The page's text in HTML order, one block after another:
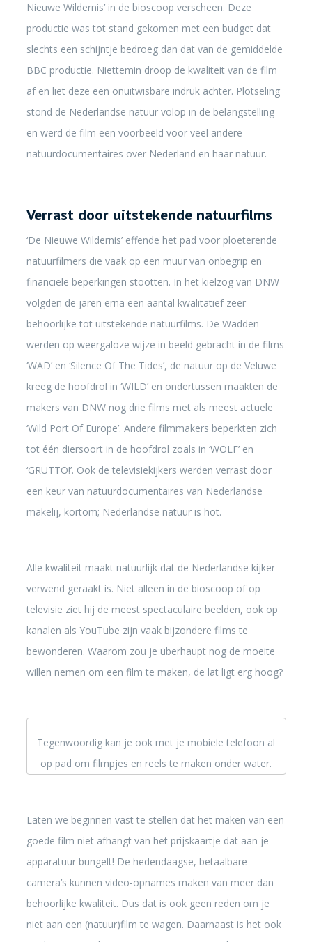
Nieuwe Wildernis’ in de bioscoop verscheen. Deze
productie was tot stand gekomen met een budget dat
slechts een schijntje bedroeg dan dat van de gemiddelde
BBC productie. Niettemin droop de kwaliteit van de film
af en liet deze een onuitwisbare indruk achter. Plotseling
stond de Nederlandse natuur volop in de belangstelling
en werd de film een voorbeeld voor veel andere
natuurdocumentaires over Nederland en haar natuur.
Verrast door uitstekende natuurfilms
‘De Nieuwe Wildernis’ effende het pad voor ploeterende
natuurfilmers die vaak op een muur van onbegrip en
financiële beperkingen stootten. In het kielzog van DNW
volgden de jaren erna een aantal kwalitatief zeer
behoorlijke tot uitstekende natuurfilms. De Wadden
werden op weergaloze wijze in beeld gebracht in de films
‘WAD’ en ‘Silence Of The Tides’, de natuur op de Veluwe
kreeg de hoofdrol in ‘WILD’ en ondertussen maakten de
makers van DNW nog drie films met als meest actuele
‘Wild Port Of Europe’. Andere filmmakers beperkten zich
tot één diersoort in de hoofdrol zoals in ‘WOLF’ en
‘GRUTTO!’. Ook de televisiekijkers werden verrast door
een keur van natuurdocumentaires van Nederlandse
makelij, kortom; Nederlandse natuur is hot.
Alle kwaliteit maakt natuurlijk dat de Nederlandse kijker
verwend geraakt is. Niet alleen in de bioscoop of op
televisie ziet hij de meest spectaculaire beelden, ook op
kanalen als YouTube zijn vaak bijzondere films te
bewonderen. Waarom zou je überhaupt nog de moeite
willen nemen om een film te maken, de lat ligt erg hoog?
Tegenwoordig kan je ook met je mobiele telefoon al
op pad om filmpjes en reels te maken onder water.
Laten we beginnen vast te stellen dat het maken van een
goede film niet afhangt van het prijskaartje dat aan je
apparatuur bungelt! De hedendaagse, betaalbare
camera’s kunnen video-opnames maken van meer dan
behoorlijke kwaliteit. Dus dat is ook geen reden om je
niet aan een (natuur)film te wagen. Daarnaast is het ook